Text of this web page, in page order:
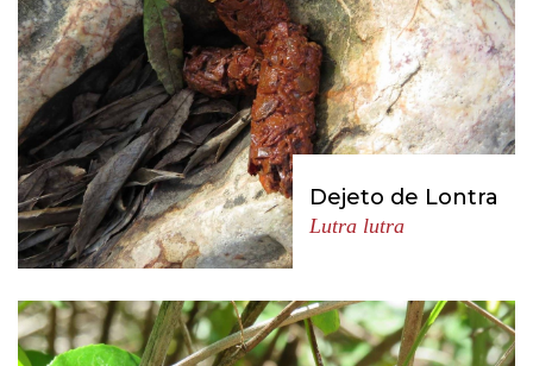
Dejeto de Lontra
Lutra lutra